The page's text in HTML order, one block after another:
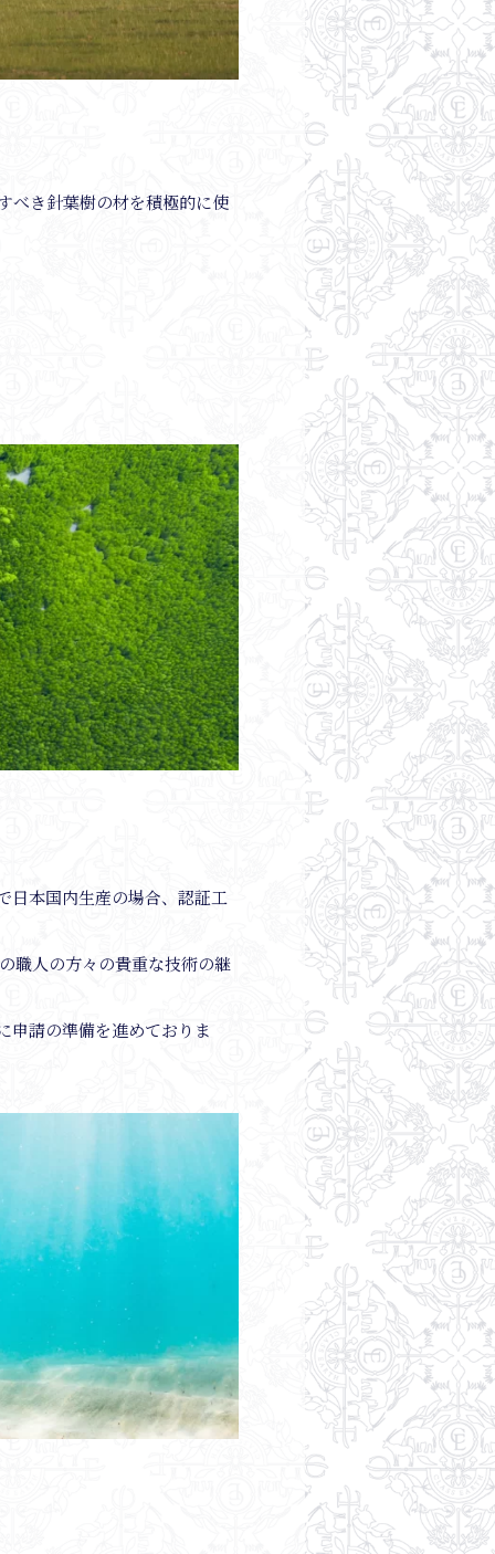
べき針葉樹の材を積極的に使
日本国内生産の場合、認証工
職人の方々の貴重な技術の継
申請の準備を進めておりま